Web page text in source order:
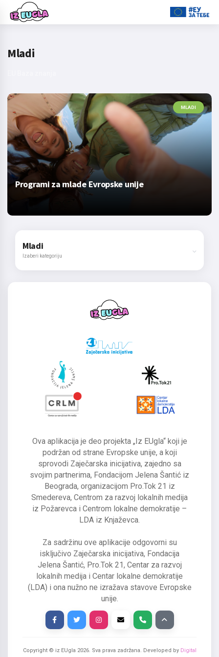
Mladi
MLADI
Programi za mlade Evropske unije
Mladi
Izaberi kategoriju
Ova aplikacija je deo projekta „Iz EUgla“ koji je
podržan od strane Evropske unije, a koji
sprovodi Zaječarska inicijativa, zajedno sa
svojim partnerima, Fondacijom Jelena Šantić iz
Beograda, organizacijom Pro.Tok 21 iz
Smedereva, Centrom za razvoj lokalnih medija
iz Požarevca i Centrom lokalne demokratije –
LDA iz Knjaževca.
Za sadržinu ove aplikacije odgovorni su
isključivo Zaječarska inicijativa, Fondacija
Jelena Šantić, Pro.Tok 21, Centar za razvoj
lokalnih medija i Centar lokalne demokratije
(LDA) i ona nužno ne izražava stavove Evropske
unije.
Copyright © iz EUgla 2026. Sva prava zadržana. Developed by Digital